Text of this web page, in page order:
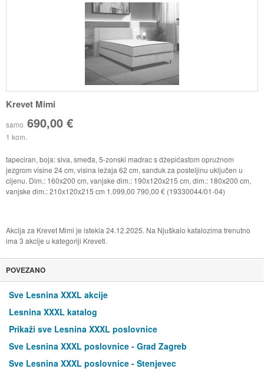
Krevet Mimi
samo 690,00 €
1 kom.
tapeciran, boja: siva, smeđa, 5-zonski madrac s džepićastom opružnom
jezgrom visine 24 cm, visina ležaja 62 cm, sanduk za posteljinu uključen u
cijenu. Dim.: 160x200 cm, vanjske dim.: 190x120x215 cm, dim.: 180x200 cm,
vanjske dim.: 210x120x215 cm 1.099,00 790,00 € (19330044/01-04)
Akcija za Krevet Mimi je istekla 24.12.2025. Na Njuškalo katalozima trenutno
ima 3 akcije u kategoriji Kreveti.
POVEZANO
Sve Lesnina XXXL akcije
Lesnina XXXL katalog
Prikaži sve Lesnina XXXL poslovnice
Sve Lesnina XXXL poslovnice - Grad Zagreb
Sve Lesnina XXXL poslovnice - Stenjevec